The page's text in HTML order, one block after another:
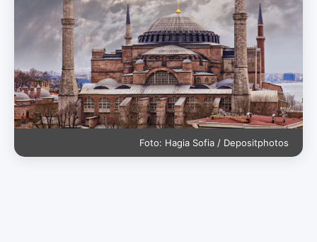
Foto: Hagia Sofia / Depositphotos